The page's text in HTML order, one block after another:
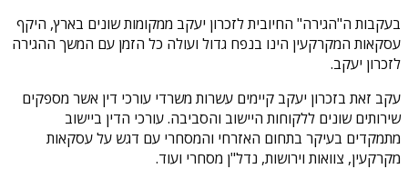
בעקבות ה"הגירה" החיובית לזכרון יעקב ממקומות שונים בארץ, היקף
עסקאות המקרקעין הינו בנפח גדול ועולה כל הזמן עם המשך ההגירה
לזכרון יעקב.
עקב זאת בזכרון יעקב קיימים עשרות משרדי עורכי דין אשר מספקים
שירותים שונים ללקוחות היישוב והסביבה. עורכי הדין ביישוב
מתמקדים בעיקר בתחום האזרחי והמסחרי עם דגש על עסקאות
מקרקעין, צוואות וירושות, נדל"ן מסחרי ועוד.